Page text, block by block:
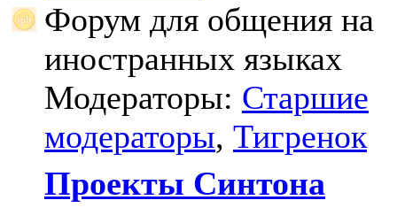
Форум для общения на
иностранных языках
Модераторы: Старшие
модераторы, Тигренок
Проекты Синтона